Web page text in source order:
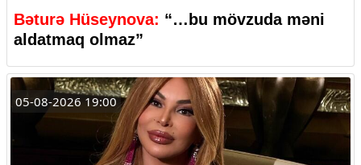
Bəturə Hüseynova: “…bu mövzuda məni
aldatmaq olmaz”
05-08-2026 19:00